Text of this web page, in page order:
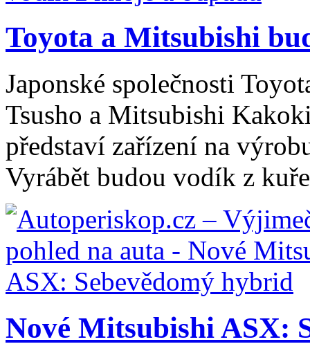
Toyota a Mitsubishi
Japonské společnosti
Tsusho a Mitsubishi
představí zařízení na
Vyrábět budou vodík z
Nové Mitsubishi ASX: